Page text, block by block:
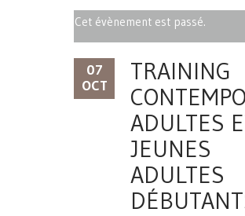
Cet évènement est passé.
07
OCT
TRAINING
ADULTES
JEUNES
ADULTES